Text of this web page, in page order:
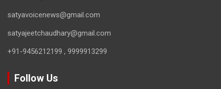
satyavoicenews@gmail.com
satyajeetchaudhary@gmail.com
+91-9456212199 , 9999913299
Follow Us